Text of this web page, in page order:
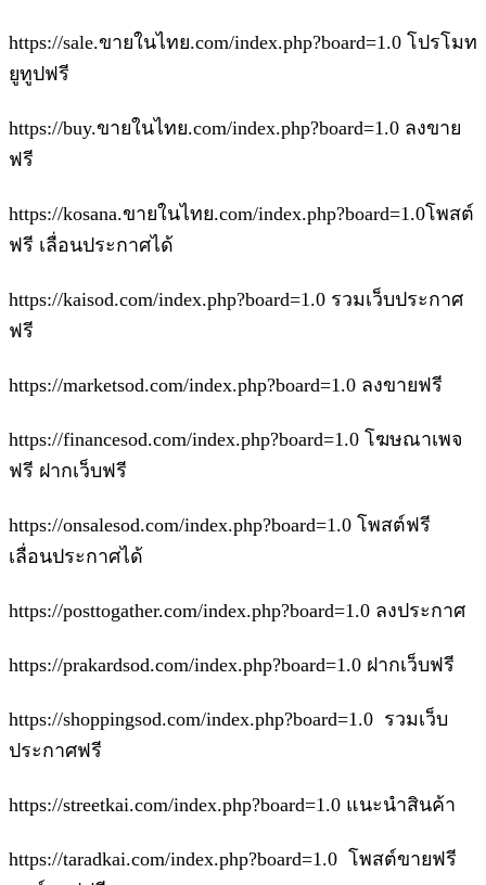
https://sale.ขายในไทย.com/index.php?board=1.0 โปรโมท
ยูทูปฟรี
https://buy.ขายในไทย.com/index.php?board=1.0 ลงขาย
ฟรี
https://kosana.ขายในไทย.com/index.php?board=1.0โพสต์
ฟรี เลื่อนประกาศได้
https://kaisod.com/index.php?board=1.0 รวมเว็บประกาศ
ฟรี
https://marketsod.com/index.php?board=1.0 ลงขายฟรี
https://financesod.com/index.php?board=1.0 โฆษณาเพจ
ฟรี ฝากเว็บฟรี
https://onsalesod.com/index.php?board=1.0 โพสต์ฟรี
เลื่อนประกาศได้
https://posttogather.com/index.php?board=1.0 ลงประกาศ
https://prakardsod.com/index.php?board=1.0 ฝากเว็บฟรี
https://shoppingsod.com/index.php?board=1.0 รวมเว็บ
ประกาศฟรี
https://streetkai.com/index.php?board=1.0 แนะนำสินค้า
https://taradkai.com/index.php?board=1.0 โพสต์ขายฟรี